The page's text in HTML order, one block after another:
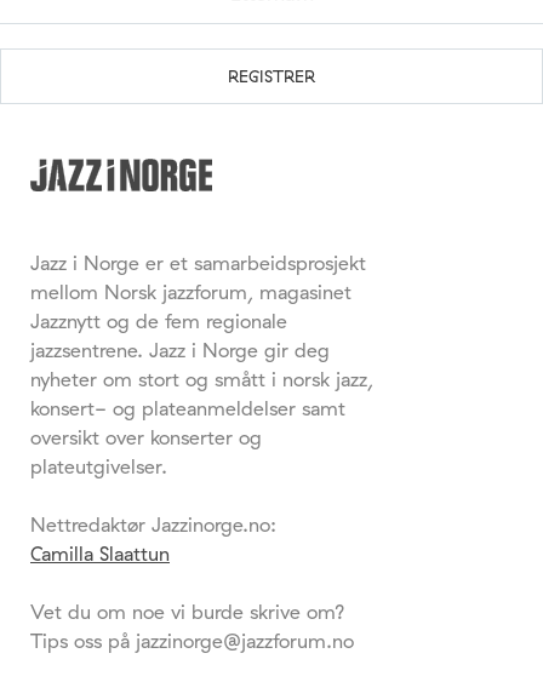
Jazz i Norge er et samarbeidsprosjekt
mellom Norsk jazzforum, magasinet
Jazznytt og de fem regionale
jazzsentrene. Jazz i Norge gir deg
nyheter om stort og smått i norsk jazz,
konsert- og plateanmeldelser samt
oversikt over konserter og
plateutgivelser.
Nettredaktør Jazzinorge.no:
Camilla Slaattun
Vet du om noe vi burde skrive om?
Tips oss på jazzinorge@jazzforum.no